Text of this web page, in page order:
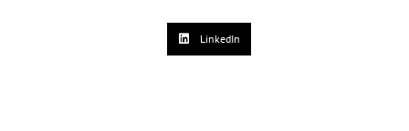
LinkedIn